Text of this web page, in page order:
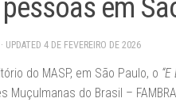
em
· UPDATED 4 DE FEVEREIRO DE 2026
do MASP, em São Paulo, o
do Brasil –